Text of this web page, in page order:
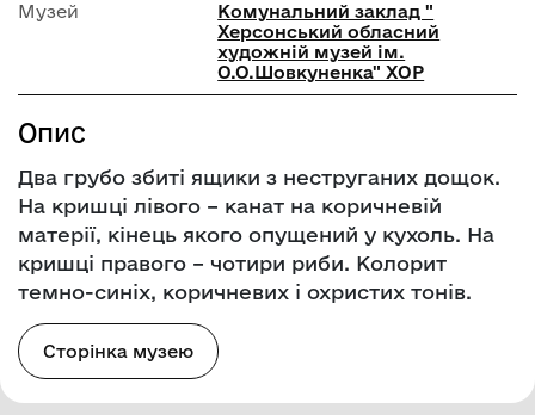
Музей
Комунальний заклад "
Херсонський обласний
художній музей ім.
О.О.Шовкуненка" ХОР
Опис
Два грубо збиті ящики з неструганих дощок.
На кришці лівого – канат на коричневій
матерії, кінець якого опущений у кухоль. На
кришці правого – чотири риби. Колорит
темно-синіх, коричневих і охристих тонів.
Сторінка музею